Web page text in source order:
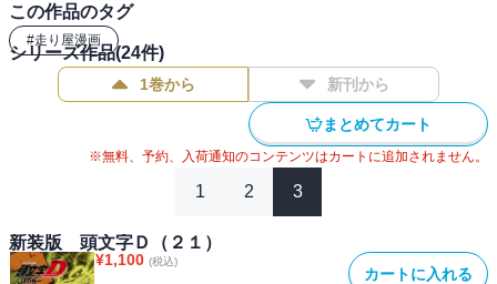
この作品のタグ
#走り屋漫画
シリーズ作品(24件)
1巻から 新刊から
まとめてカート
※無料、予約、入荷通知のコンテンツはカートに追加されません。
1 2 3
新装版 頭文字Ｄ（２１）
¥1,100 (税込)
カートに入れる